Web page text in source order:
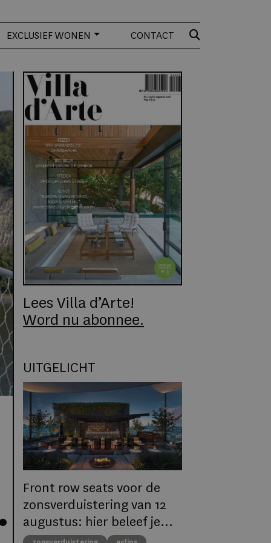
EXCLUSIEF WONEN CONTACT
Lees Villa d’Arte!
Word nu abonnee.
UITGELICHT
Front row seats voor de
zonsverduistering van 12
augustus: hier beleef je
het natuurfenomeen in